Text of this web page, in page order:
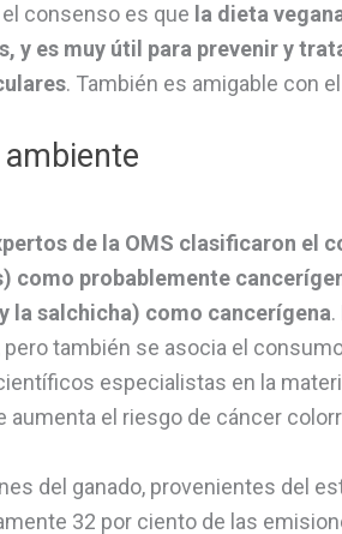
el consenso es que la dieta
y es muy útil para prevenir y
. También es amigable con
de la OMS clasificaron el
como probablemente
la salchicha) como cancerígena
también se asocia el
especialistas en la
aumenta el riesgo de cáncer
del ganado, provenientes del
32 por ciento de las